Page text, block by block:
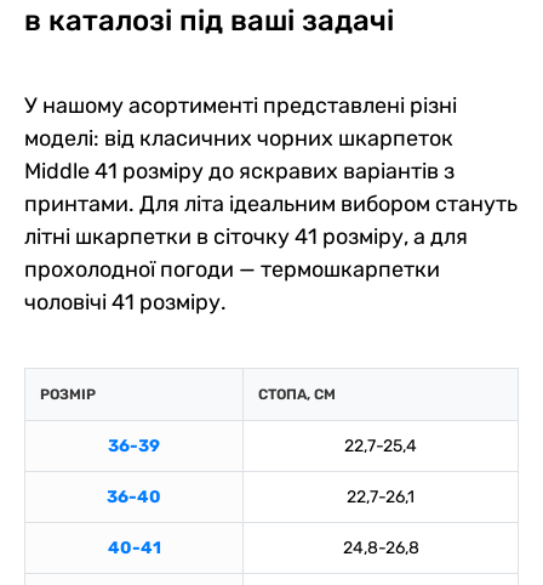
в каталозі під ваші задачі
У нашому асортименті представлені різні
моделі: від класичних чорних шкарпеток
Middle 41 розміру до яскравих варіантів з
принтами. Для літа ідеальним вибором стануть
літні шкарпетки в сіточку 41 розміру, а для
прохолодної погоди — термошкарпетки
чоловічі 41 розміру.
РОЗМІР СТОПА, СМ
36-39 22,7-25,4
36-40 22,7-26,1
40-41 24,8-26,8